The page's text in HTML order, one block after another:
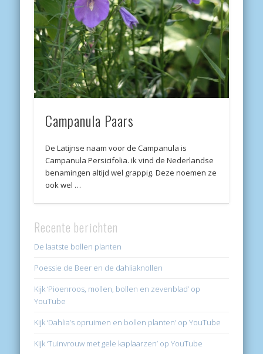
Campanula Paars
De Latijnse naam voor de Campanula is
Campanula Persicifolia. ik vind de Nederlandse
benamingen altijd wel grappig. Deze noemen ze
ook wel …
Recente berichten
De laatste bollen planten
Poessie de Beer en de dahliaknollen
Kijk ‘Pioenroos, mollen, bollen en zevenblad’ op
YouTube
Kijk ‘Dahlia’s opruimen en bollen planten’ op YouTube
Kijk ‘Tuinvrouw met gele kaplaarzen’ op YouTube